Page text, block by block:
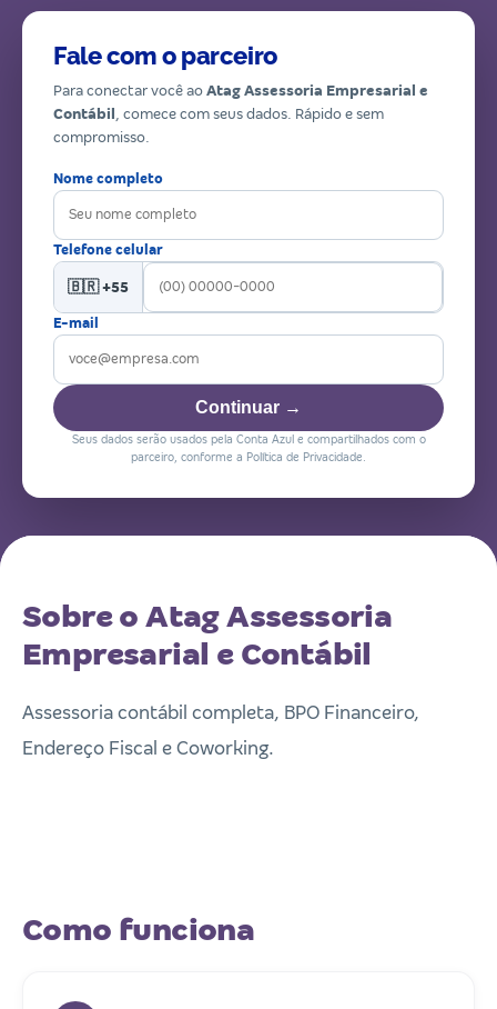
Fale com o parceiro
Para conectar você ao Atag Assessoria Empresarial e
Contábil , comece com seus dados. Rápido e sem
compromisso.
Nome completo
Telefone celular
🇧🇷 +55
E-mail
Continuar →
Seus dados serão usados pela Conta Azul e compartilhados com o
parceiro, conforme a Política de Privacidade.
Sobre o Atag Assessoria
Empresarial e Contábil
Assessoria contábil completa, BPO Financeiro,
Endereço Fiscal e Coworking.
Como funciona